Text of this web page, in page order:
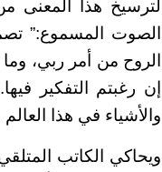
لترسيخ هذا المعنى
الصوت المسموع:”
الروح من أمر ربي،
إن رغبتم التفكير
والأشياء في هذا
ويحاكي الكاتب